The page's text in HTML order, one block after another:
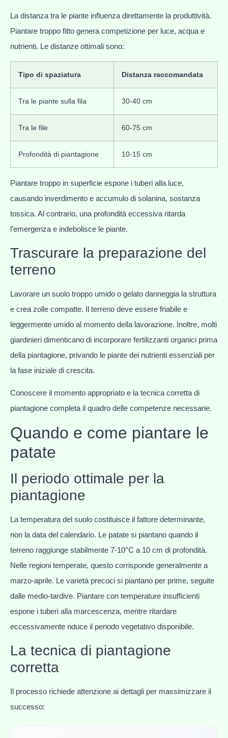
La distanza tra le piante influenza direttamente la produttività.
Piantare troppo fitto genera competizione per luce, acqua e
nutrienti. Le distanze ottimali sono:
Tipo di spaziatura Distanza raccomandata
Tra le piante sulla fila 30-40 cm
Tra le file 60-75 cm
Profondità di piantagione 10-15 cm
Piantare troppo in superficie espone i tuberi alla luce,
causando inverdimento e accumulo di solanina, sostanza
tossica. Al contrario, una profondità eccessiva ritarda
l’emergenza e indebolisce le piante.
Trascurare la preparazione del
terreno
Lavorare un suolo troppo umido o gelato danneggia la struttura
e crea zolle compatte. Il terreno deve essere friabile e
leggermente umido al momento della lavorazione. Inoltre, molti
giardinieri dimenticano di incorporare fertilizzanti organici prima
della piantagione, privando le piante dei nutrienti essenziali per
la fase iniziale di crescita.
Conoscere il momento appropriato e la tecnica corretta di
piantagione completa il quadro delle competenze necessarie.
Quando e come piantare le
patate
Il periodo ottimale per la
piantagione
La temperatura del suolo costituisce il fattore determinante,
non la data del calendario. Le patate si piantano quando il
terreno raggiunge stabilmente 7-10°C a 10 cm di profondità.
Nelle regioni temperate, questo corrisponde generalmente a
marzo-aprile. Le varietà precoci si piantano per prime, seguite
dalle medio-tardive. Piantare con temperature insufficienti
espone i tuberi alla marcescenza, mentre ritardare
eccessivamente riduce il periodo vegetativo disponibile.
La tecnica di piantagione
corretta
Il processo richiede attenzione ai dettagli per massimizzare il
successo: